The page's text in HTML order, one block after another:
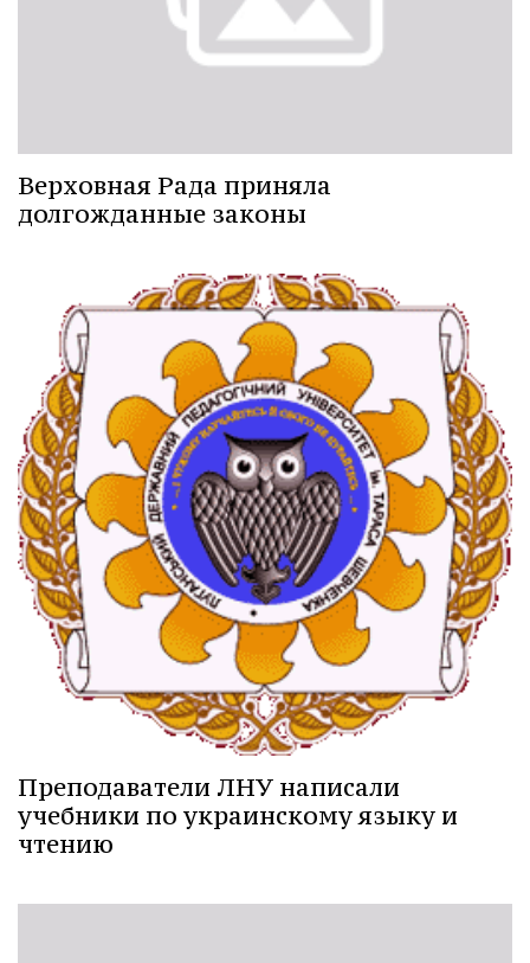
Верховная Рада приняла
долгожданные законы
Преподаватели ЛНУ написали
учебники по украинскому языку и
чтению